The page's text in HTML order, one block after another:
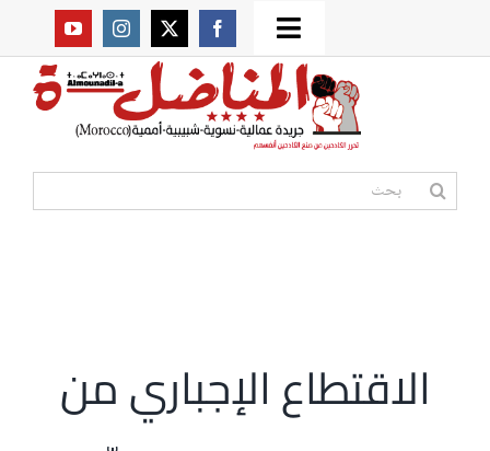
to
Toggle
Navigation
من نحن؟
البحث
الاقتطاع الإجباري من